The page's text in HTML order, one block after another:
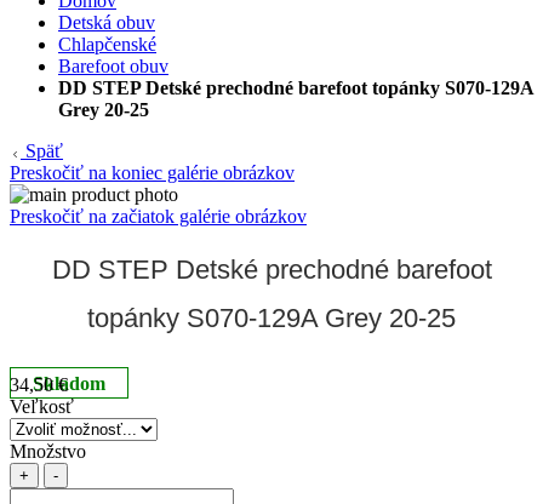
Detská obuv
Chlapčenské
Barefoot obuv
DD STEP Detské prechodné barefoot topánky S070-129A
Grey 20-25
Späť
Preskočiť na koniec galérie obrázkov
Preskočiť na začiatok galérie obrázkov
DD STEP Detské prechodné barefoot
topánky S070-129A Grey 20-25
Skladom
34,50 €
Veľkosť
Množstvo
+ -